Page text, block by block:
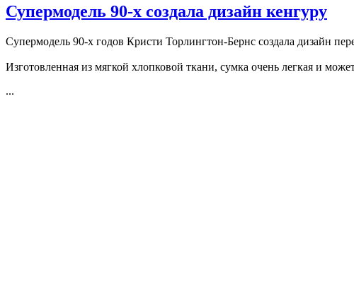
Супермодель 90-х создала дизайн кенгуру
Супермодель 90-х годов Кристи Торлингтон-Бернс создала дизайн
Изготовленная из мягкой хлопковой ткани, сумка очень легкая и
...